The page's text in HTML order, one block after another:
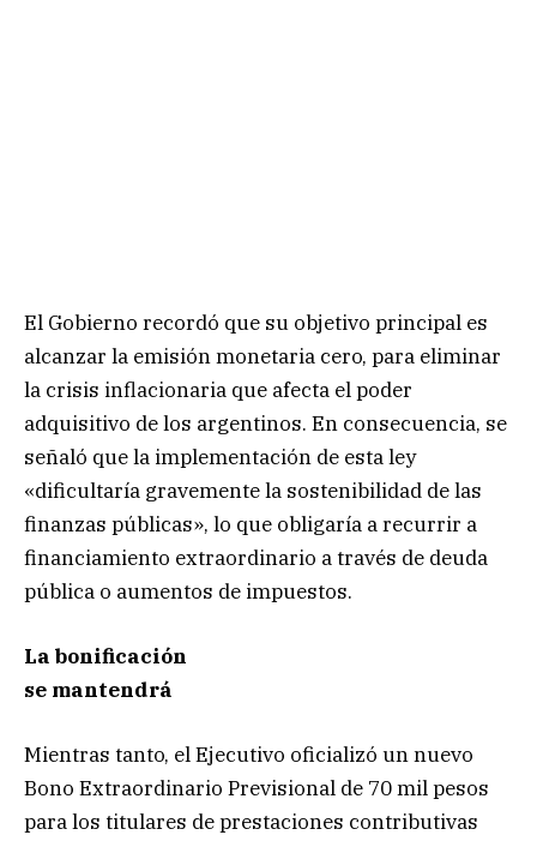
El Gobierno recordó que su objetivo principal es
alcanzar la emisión monetaria cero, para eliminar
la crisis inflacionaria que afecta el poder
adquisitivo de los argentinos. En consecuencia, se
señaló que la implementación de esta ley
«dificultaría gravemente la sostenibilidad de las
finanzas públicas», lo que obligaría a recurrir a
financiamiento extraordinario a través de deuda
pública o aumentos de impuestos.
La bonificación
se mantendrá
Mientras tanto, el Ejecutivo oficializó un nuevo
Bono Extraordinario Previsional de 70 mil pesos
para los titulares de prestaciones contributivas